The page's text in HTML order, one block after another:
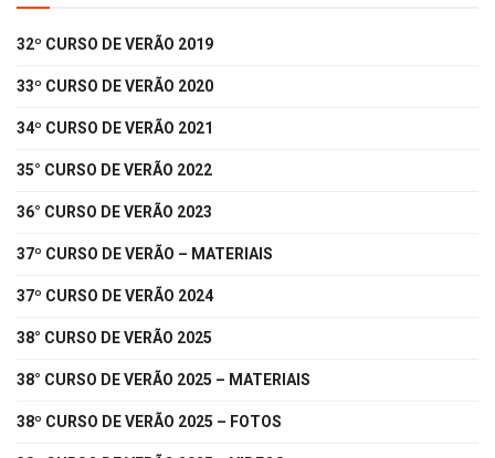
32º CURSO DE VERÃO 2019
33º CURSO DE VERÃO 2020
34º CURSO DE VERÃO 2021
35° CURSO DE VERÃO 2022
36° CURSO DE VERÃO 2023
37º CURSO DE VERÃO – MATERIAIS
37º CURSO DE VERÃO 2024
38° CURSO DE VERÃO 2025
38° CURSO DE VERÃO 2025 – MATERIAIS
38º CURSO DE VERÃO 2025 – FOTOS